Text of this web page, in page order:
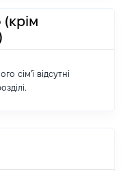
сім'ї відсутні